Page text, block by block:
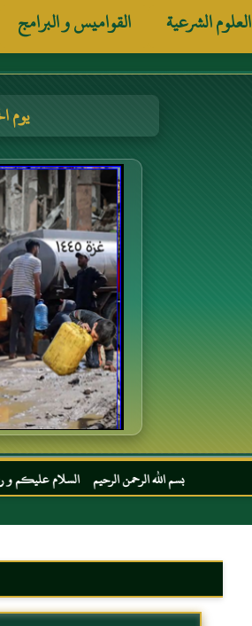
العلوم الشرعية القواميس و البرامج
يوم
بسم الله الرحمن الرحيم السلام عليكم و رحمة الله و